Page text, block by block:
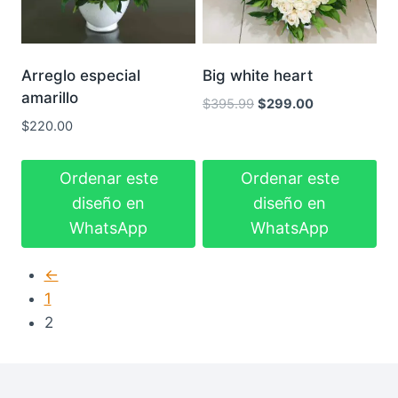
Arreglo especial
amarillo
$220.00
Ordenar este
diseño en
WhatsApp
Big white heart
$395.99 El
era:
$395.99.
$299.00El
es:
$299.00.
Ordenar este
diseño en
WhatsApp
←
1
2